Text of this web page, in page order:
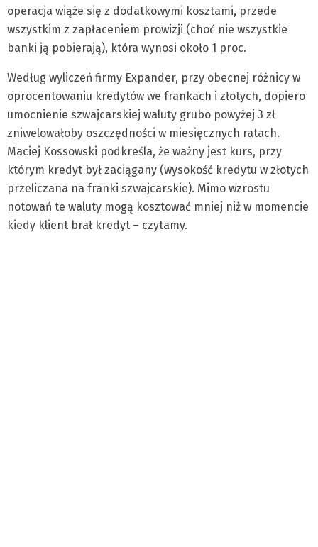
operacja wiąże się z dodatkowymi kosztami, przede
wszystkim z zapłaceniem prowizji (choć nie wszystkie
banki ją pobierają), która wynosi około 1 proc.
Według wyliczeń firmy Expander, przy obecnej różnicy w
oprocentowaniu kredytów we frankach i złotych, dopiero
umocnienie szwajcarskiej waluty grubo powyżej 3 zł
zniwelowałoby oszczędności w miesięcznych ratach.
Maciej Kossowski podkreśla, że ważny jest kurs, przy
którym kredyt był zaciągany (wysokość kredytu w złotych
przeliczana na franki szwajcarskie). Mimo wzrostu
notowań te waluty mogą kosztować mniej niż w momencie
kiedy klient brał kredyt – czytamy.